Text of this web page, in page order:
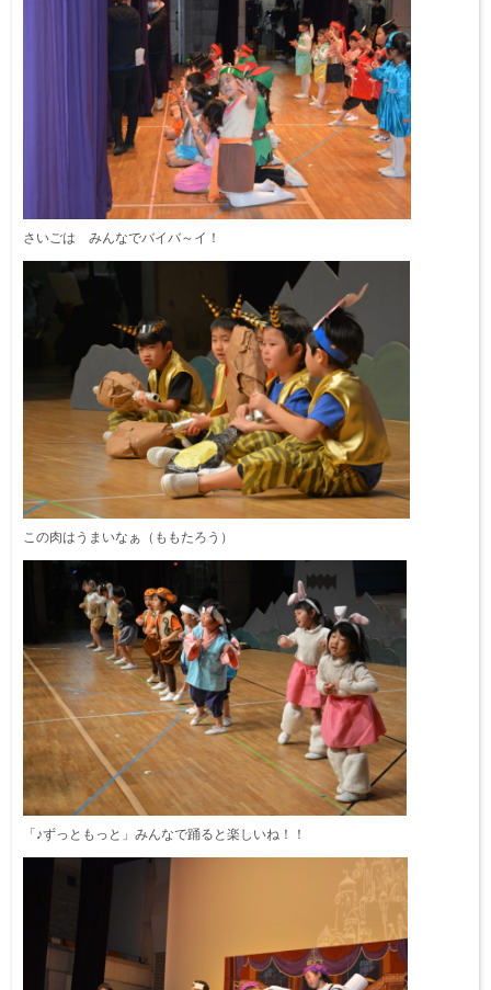
さいごは みんなでバイバ～イ！
この肉はうまいなぁ（ももたろう）
「♪ずっともっと」みんなで踊ると楽しいね！！